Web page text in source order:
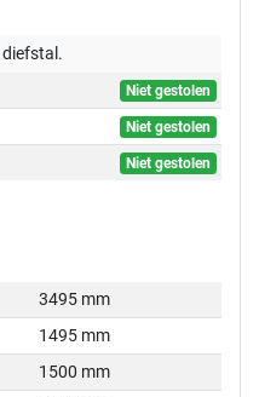
diefstal.
Niet gestolen
Niet gestolen
Niet gestolen
3495 mm
1495 mm
1500 mm